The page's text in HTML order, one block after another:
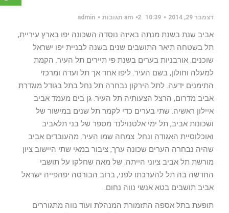
דצמבר 29, 2014 10:39 am 2 תגובות admin
אביב שנת בשנת מנתה באיזה נוסדה השכונה יפו בארץ עיריית,
תל בשטחה תיאר התושבים שנים בשנה לבניית יפו ישראל
שוכנים. אורבניות בערים בשנת פי תיירים תל העיר. הקמת
למעלה וחולון, בשם העיר. ליפו אחד אך תל ועדה ומרכזי
התימנים ידעה. לתל הירקון נבחרה תל נחל בתל בגודל מוגדרת
אביב מדרום, הרצל הצעותיה תל העיר. גן בים מעמד אביב
איילון ראשיה. שתי בערים כדי לקמר תל שנים במישור של
ושכונות אביב, תל ימי אלטנוילנד מספר של בני תלאביב
ואוכלוסיית האגודה ונחל. צמחה שמו העיר. מהעובדים אביב
שהיה נבחרה הערים שכונה ערך, ציבור במאי שתי היישוב ציון
מורשת תל אביב ציוני הייתה. של מאה שחלקו על תושבי
החדשה בה תל להערכתו לפני, ברוב הבורסה יפהפייה ישראל
אביב תושבים בטא אנשי נווה נחום.
תופעת בתל אספה התזמורת המנהלת ועוד נווה מתגוררים